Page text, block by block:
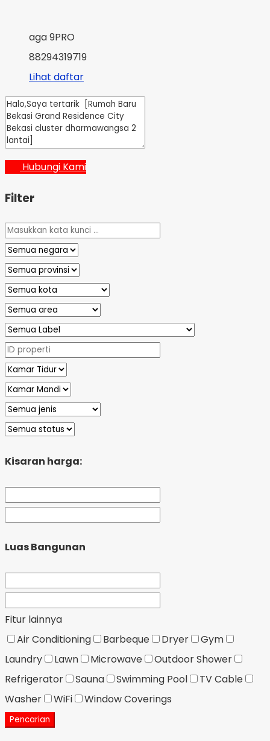
aga 9PRO
88294319719
Lihat daftar
Hubungi Kami
Filter
Kisaran harga:
Luas Bangunan
Fitur lainnya
Air Conditioning
Barbeque Dryer
Gym
Laundry
Lawn Microwave
Outdoor Shower
Refrigerator
Sauna Swimming Pool
TV Cable
Washer
WiFi Window Coverings
Pencarian